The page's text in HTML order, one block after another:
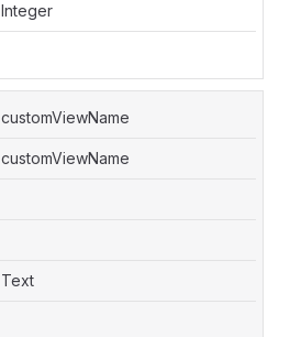
Integer
customViewName
customViewName
Text